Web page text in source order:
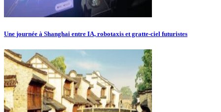
Une journée à Shanghai entre IA, robotaxis et gratte‑ciel futuristes